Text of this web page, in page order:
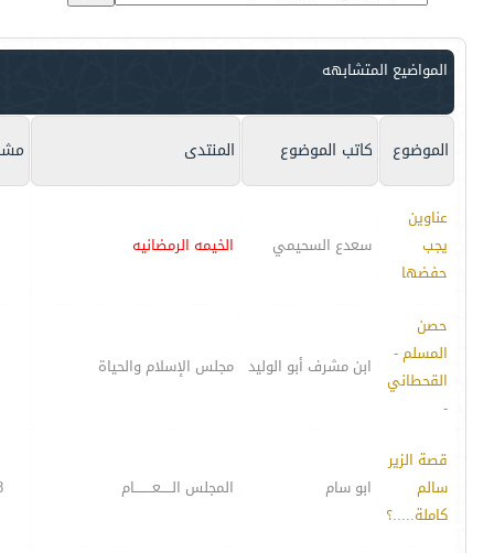
المواضيع المتشابهه
الموضوع كاتب الموضوع المنتدى
عناوين
يجب
حفضها
سعدع السحيمي الخيمه الرمضانيه
حصن
المسلم -
القحطاني
-
ابن مشرف أبو الوليد مجلس الإسلام والحياة
قصة الزير
سالم
كاملة.....؟
ابو سام المجلس الـــــعــــــــام